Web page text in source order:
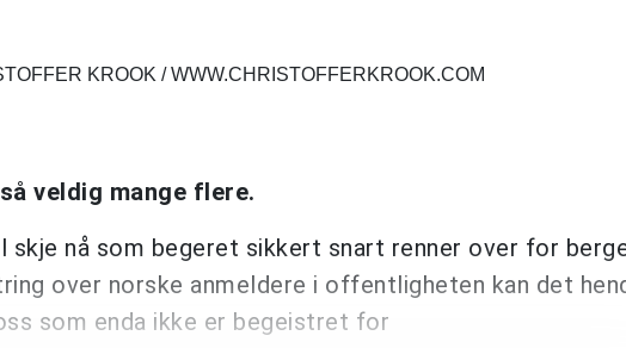
KROOK / WWW.CHRISTOFFERKROOK.COM
veldig mange flere.
skje nå som begeret sikkert snart renner over for
over norske anmeldere i offentligheten kan det
som enda ikke er begeistret for